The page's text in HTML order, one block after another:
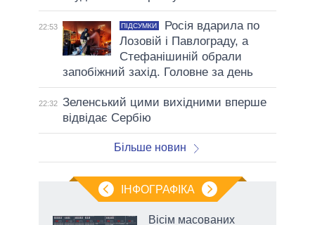
22:53 ПІДСУМКИ
Росія вдарила по
Лозовій і Павлограду, а
Стефанішиній обрали
запобіжний захід. Головне за день
22:32 Зеленський цими вихідними вперше
відвідає Сербію
Більше новин
ІНФОГРАФІКА
Вісім масованих